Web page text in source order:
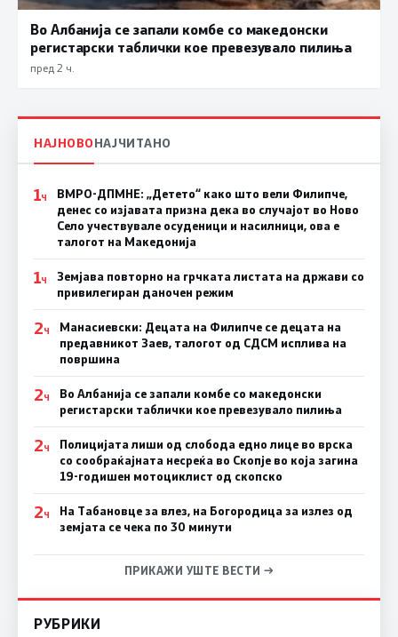
Во Албанија се запали комбе со македонски
регистарски таблички кое превезувало пилиња
пред 2 ч.
НАЈНОВОНАЈЧИТАНО
1Ч
ВМРО-ДПМНЕ: „Детето“ како што вели Филипче,
денес со изјавата призна дека во случајот во Ново
Село учествувале осуденици и насилници, ова е
талогот на Македонија
1Ч
Земјава повторно на грчката листата на држави со
привилегиран даночен режим
2Ч
Манасиевски: Децата на Филипче се децата на
предавникот Заев, талогот од СДСМ исплива на
површина
2Ч
Во Албанија се запали комбе со македонски
регистарски таблички кое превезувало пилиња
2Ч
Полицијата лиши од слобода едно лице во врска
со сообраќајната несреќа во Скопје во која загина
19-годишен мотоциклист од скопско
2Ч
На Табановце за влез, на Богородица за излез од
земјата се чека по 30 минути
ПРИКАЖИ УШТЕ ВЕСТИ →
РУБРИКИ